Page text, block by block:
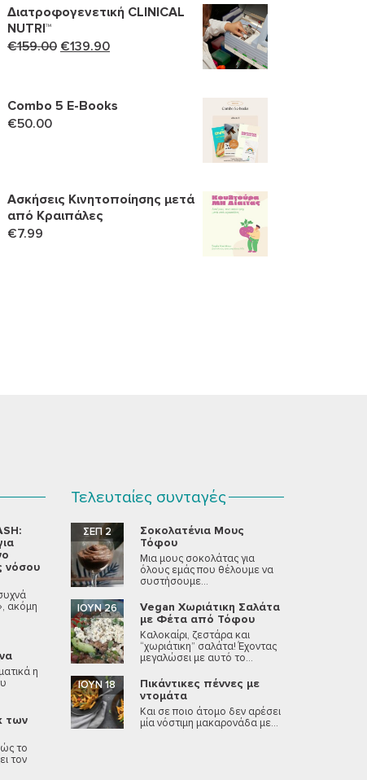
Διατροφογενετική CLINICAL
NUTRI™
€159.00 Original
€159.00.
€139.90Η
είναι:
Combo 5 Ε-Books
€50.00
Ασκήσεις Κινητοποίησης μετά
από Κραιπάλες
€7.99
νόσου
ακόμη
η
των
το
τον
Τελευταίες συνταγές
Σοκολατένια Μους
Τόφου
ΣΕΠ 2
Μια μους σοκολάτας για
όλους εμάς που θέλουμε να
συστήσουμε...
Vegan Χωριάτικη Σαλάτα
με Φέτα από Τόφου
ΙΟΎΝ 26
Καλοκαίρι, ζεστάρα και
“χωριάτικη” σαλάτα! Έχοντας
μεγαλώσει με αυτό το...
Πικάντικες πέννες με
ντομάτα
ΙΟΎΝ 18
Και σε ποιο άτομο δεν αρέσει
μία νόστιμη μακαρονάδα με...